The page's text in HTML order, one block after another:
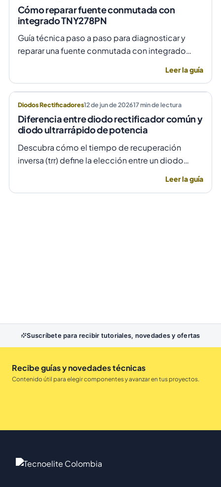
Cómo reparar fuente conmutada con
integrado TNY278PN
Guía técnica paso a paso para diagnosticar y
reparar una fuente conmutada con integrado
Leer la guía
Diodos Rectificadores12 de jun de 202617min de lectura
Diferencia entre diodo rectificador común y
diodo ultrarrápido de potencia
Descubra cómo el tiempo de recuperación
inversa (trr) define la elección entre un diodo
Leer la guía
Suscríbete para recibir tutoriales, novedades y ofertas
Recibe guías y novedades técnicas
Contenido útil para elegir componentes y avanzar en tus proyectos.